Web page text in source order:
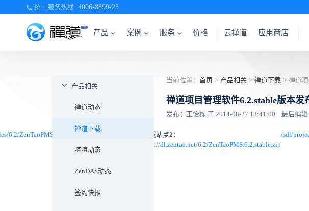
统一服务热线 4006-8899-23
产品 案例 服务 价格 云禅道 应用商店
产品相关
禅道动态
禅道下载
喧喧动态
ZenDAS动态
签约快报
当前位置： 首页 > 产品相关 > 禅道下载 >
禅道项目管理软件6.2.stable版本发
发布：王怡栋 于 2014-08-27 13:41:00 最后编
/sdl/
下载站点2：
http://dl.zentao.net/6.2/ZenTaoPMS.6.2.stable.zip
windows
下
载
点
6.2/ZenTaoPMS.6.2.stable.exe